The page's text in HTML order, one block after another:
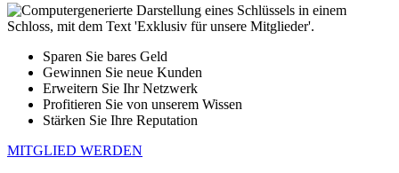
Sparen Sie bares Geld
Gewinnen Sie neue Kunden
Erweitern Sie Ihr Netzwerk
Profitieren Sie von unserem Wissen
Stärken Sie Ihre Reputation
MITGLIED WERDEN